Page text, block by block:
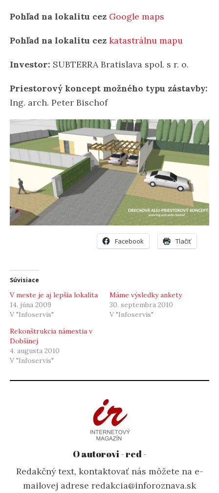
Pohľad na lokalitu cez Google maps
Pohľad na lokalitu cez katastrálnu mapu
Investor: SUBTERRA Bratislava spol. s r. o.
Priestorový koncept možného typu zástavby:
Ing. arch. Peter Bischof
Facebook Tlačiť
Súvisiace
V meste je aj lepšia lokalita
14. júna 2009
V "Infoservis"
Máme výsledky ankety
30. septembra 2010
V "Infoservis"
Rekonštrukcia námestia v
Dobšinej
4. augusta 2010
V "Infoservis"
O autorovi - red -
Redakčný text, kontaktovať nás môžete na e-
mailovej adrese redakcia@inforoznava.sk